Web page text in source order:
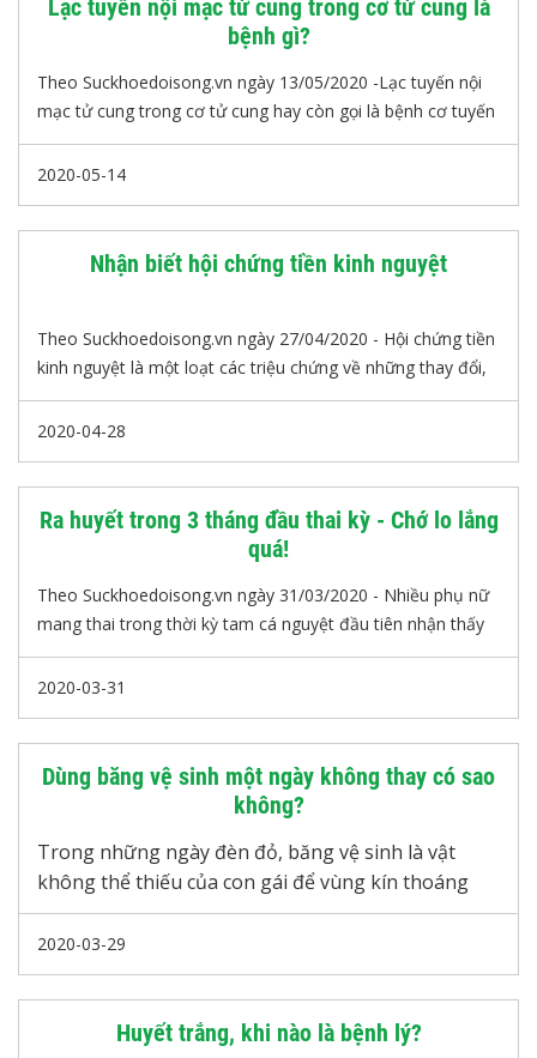
Lạc tuyến nội mạc tử cung trong cơ tử cung là
bệnh gì?
Theo Suckhoedoisong.vn ngày 13/05/2020 -Lạc tuyến nội
mạc tử cung trong cơ tử cung hay còn gọi là bệnh cơ tuyến
tử cung (LTNMTCTC) là hiện tượng các mô tuyến trong nội
mạc tử cung xuất hiện và phát triển trong lớp cơ tử cung.
có chu kỳ phát triển và thoái triển theo chu kỳ hormon sinh
dục nữ, tạo ra hiện tượng kinh nguyệt. Khi mô tuyến này lạc
vào trong cơ tử cung sẽ tạo ra tình trạng bệnh lý bất
2020-05-14
Nhận biết hội chứng tiền kinh nguyệt
Theo Suckhoedoisong.vn ngày 27/04/2020 - Hội chứng tiền
kinh nguyệt là một loạt các triệu chứng về những thay đổi,
rối loạn tâm sinh lý, hành vi của nữ giới trong khoảng thời
gian trước chu kỳ kinh nguyệt.
2020-04-28
Ra huyết trong 3 tháng đầu thai kỳ - Chớ lo lắng
quá!
Theo Suckhoedoisong.vn ngày 31/03/2020 - Nhiều phụ nữ
mang thai trong thời kỳ tam cá nguyệt đầu tiên nhận thấy
hiện tượng ra huyết hoặc xuất hiện đốm máu.
2020-03-31
Dùng băng vệ sinh một ngày không thay có sao
không?
Trong những ngày đèn đỏ, băng vệ sinh là vật
không thể thiếu của con gái để vùng kín thoáng
sạch mỗi ngày cũng như giúp ngăn ngừa vi khuẩn,
để bạn luôn cảm thấy thoải mái, tự tin hơn.
2020-03-29
Huyết trắng, khi nào là bệnh lý?